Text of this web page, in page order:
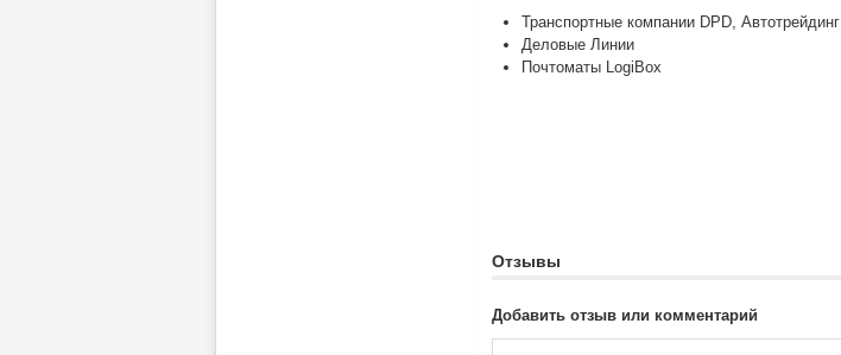
Транспортные компании DPD, Автотрейдинг
Деловые Линии
Почтоматы LogiBox
Отзывы
Добавить отзыв или комментарий